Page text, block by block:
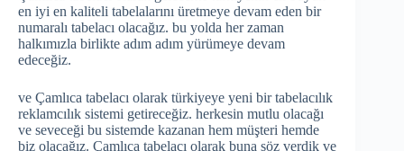
en iyi en kaliteli tabelalarını üretmeye devam eden bir
numaralı tabelacı olacağız. bu yolda her zaman
halkımızla birlikte adım adım yürümeye devam
edeceğiz.
ve Çamlıca tabelacı olarak türkiyeye yeni bir tabelacılık
reklamcılık sistemi getireceğiz. herkesin mutlu olacağı
ve seveceği bu sistemde kazanan hem müşteri hemde
biz olacağız. Çamlıca tabelacı olarak buna söz verdik ve